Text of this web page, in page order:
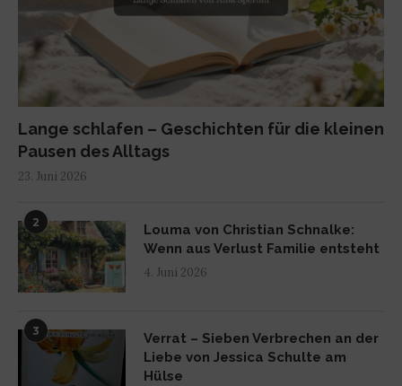
Lange schlafen – Geschichten für die kleinen
Pausen des Alltags
23. Juni 2026
2
Louma von Christian Schnalke:
Wenn aus Verlust Familie entsteht
4. Juni 2026
3
Verrat – Sieben Verbrechen an der
Liebe von Jessica Schulte am
Hülse